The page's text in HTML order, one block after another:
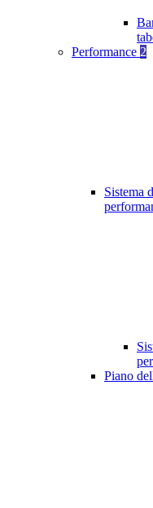
Performance 2
Sistema
Piano